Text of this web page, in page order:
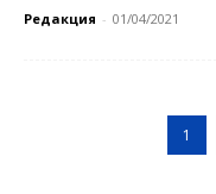
Редакция - 01/04/2021
1